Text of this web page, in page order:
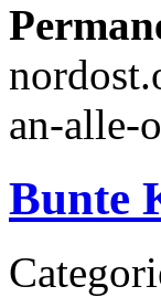
an-alle-
Bunte